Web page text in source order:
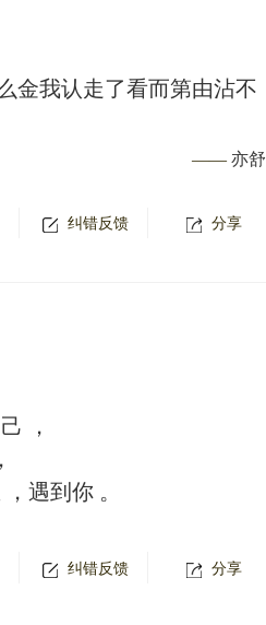
金我认走了看而第由沾不
—— 亦舒
纠错反馈 分享
，
遇到你 。
纠错反馈 分享